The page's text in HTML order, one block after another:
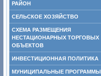
РАЙОН
СЕЛЬСКОЕ ХОЗЯЙСТВО
СХЕМА РАЗМЕЩЕНИЯ
НЕСТАЦИОНАРНЫХ ТОРГОВЫХ
ОБЪЕКТОВ
ИНВЕСТИЦИОННАЯ ПОЛИТИКА
МУНИЦИПАЛЬНЫЕ ПРОГРАММЫ